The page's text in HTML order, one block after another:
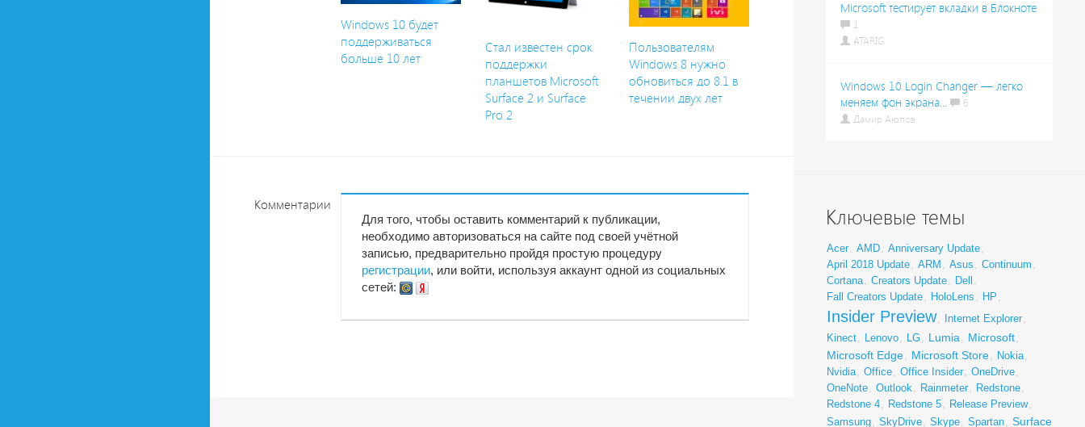
Windows 10 будет
поддерживаться
больше 10 лет
Стал известен срок
поддержки
планшетов Microsoft
Surface 2 и Surface
Pro 2
Пользователям
Windows 8 нужно
обновиться до 8.1 в
течении двух лет
Комментарии
Для того, чтобы оставить комментарий к публикации,
необходимо авторизоваться на сайте под своей учётной
записью, предварительно пройдя простую процедуру
регистрации, или войти, используя аккаунт одной из социальных
сетей:
Microsoft тестирует вкладки в Блокноте
1
ATARIG
Windows 10 Login Changer — легко
меняем фон экрана...
6
Дамир Аюпов
Ключевые темы
Acer, AMD, Anniversary Update,
April 2018 Update, ARM , Asus , Continuum ,
Cortana, Creators Update, Dell ,
Fall Creators Update, HoloLens , HP ,
Insider Preview, Internet Explorer,
Kinect, Lenovo, LG, Lumia, Microsoft,
Microsoft Edge, Microsoft Store, Nokia,
Nvidia, Office, Office Insider, OneDrive,
OneNote, Outlook, Rainmeter, Redstone,
Redstone 4, Redstone 5, Release Preview,
Samsung, SkyDrive, Skype, Spartan, Surface